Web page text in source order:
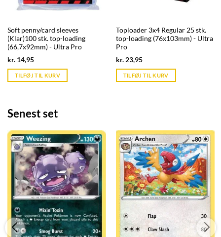
Soft penny/card sleeves
(Klar)100 stk. top-loading
(66,7x92mm) - Ultra Pro
kr. 14,95Current
is:
kr. 39,95.
TILFØJ TIL KURV
Toploader 3x4 Regular 25 stk.
top-loading (76x103mm) - Ultra
Pro
kr.23,95Current
is:
kr. 39,95.
TILFØJ TIL KURV
Senest set